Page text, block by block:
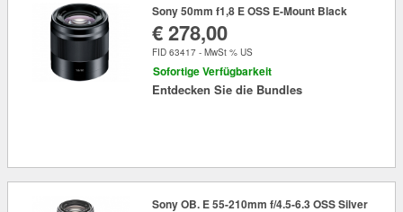
Sony 50mm f1,8 E OSS E-Mount Black
€ 278,00
FID 63417 - MwSt % US
Sofortige Verfügbarkeit
Entdecken Sie die Bundles
Sony OB. E 55-210mm f/4.5-6.3 OSS Silver